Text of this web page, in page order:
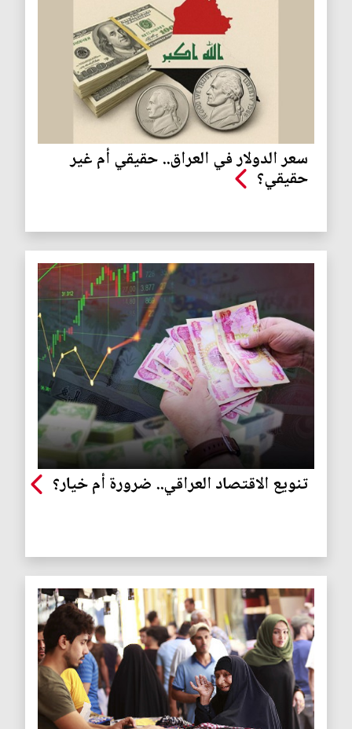
سعر الدولار في العراق.. حقيقي أم غير
حقيقي؟
تنويع الاقتصاد العراقي.. ضرورة أم خيار؟